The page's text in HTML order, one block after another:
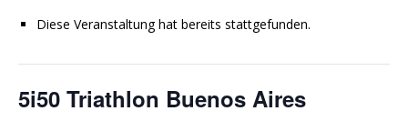
Diese Veranstaltung hat bereits stattgefunden.
5i50 Triathlon Buenos Aires